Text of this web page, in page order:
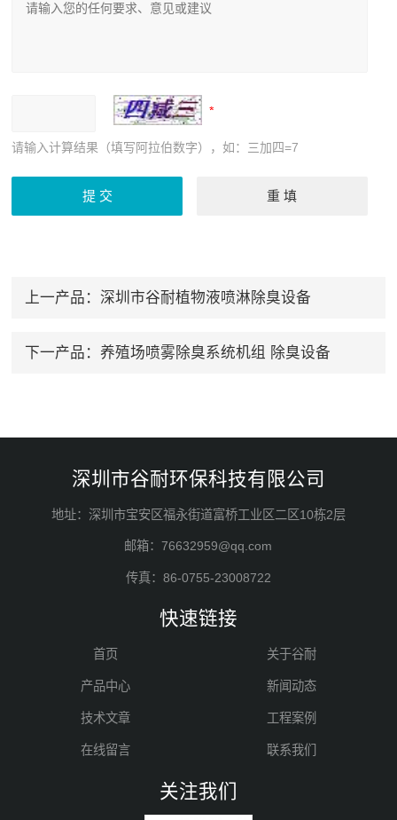
请输入计算结果（填写阿拉伯数字），如：三加四=7
上一产品： 深圳市谷耐植物液喷淋除臭设备
下一产品： 养殖场喷雾除臭系统机组 除臭设备
深圳市谷耐环保科技有限公司
地址：深圳市宝安区福永街道富桥工业区二区10栋2层
邮箱：76632959@qq.com
传真：86-0755-23008722
快速链接
首页 关于谷耐
产品中心 新闻动态
技术文章 工程案例
在线留言 联系我们
关注我们